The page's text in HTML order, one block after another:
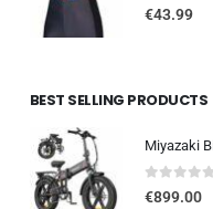
0out of 5
€43.99
BEST SELLING PRODUCTS
0out of 5
€899.00